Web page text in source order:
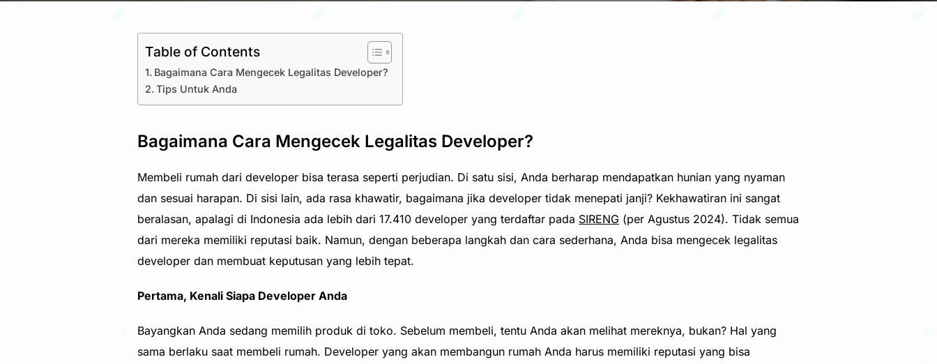
Table of Contents
Bagaimana Cara Mengecek Legalitas Developer?
Tips Untuk Anda
Bagaimana Cara Mengecek Legalitas Developer?
Membeli rumah dari developer bisa terasa seperti perjudian. Di satu sisi, Anda berharap mendapatkan hunian yang nyaman
dan sesuai harapan. Di sisi lain, ada rasa khawatir, bagaimana jika developer tidak menepati janji? Kekhawatiran ini sangat
beralasan, apalagi di Indonesia ada lebih dari 17.410 developer yang terdaftar pada SIRENG (per Agustus 2024). Tidak semua
dari mereka memiliki reputasi baik. Namun, dengan beberapa langkah dan cara sederhana, Anda bisa mengecek legalitas
developer dan membuat keputusan yang lebih tepat.
Pertama, Kenali Siapa Developer Anda
Bayangkan Anda sedang memilih produk di toko. Sebelum membeli, tentu Anda akan melihat mereknya, bukan? Hal yang
sama berlaku saat membeli rumah. Developer yang akan membangun rumah Anda harus memiliki reputasi yang bisa